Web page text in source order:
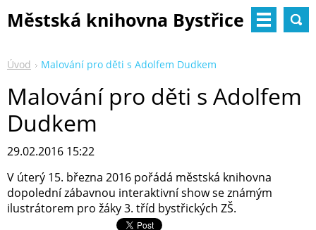
Městská knihovna Bystřice
Úvod Malování pro děti s Adolfem Dudkem
Malování pro děti s Adolfem
Dudkem
29.02.2016 15:22
V úterý 15. března 2016 pořádá městská knihovna
dopolední zábavnou interaktivní show se známým
ilustrátorem pro žáky 3. tříd bystřických ZŠ.